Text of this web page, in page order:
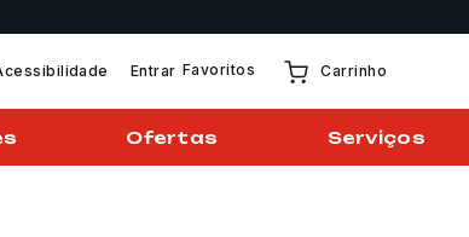
Entrar Favoritos Carrinho
Ofertas Serviços